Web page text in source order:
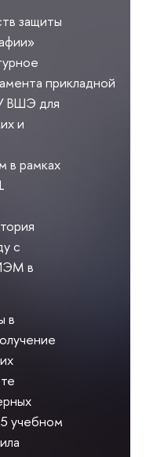
защиты
прикладной
ВШЭ для
и
в рамках
с
в
в
учебном